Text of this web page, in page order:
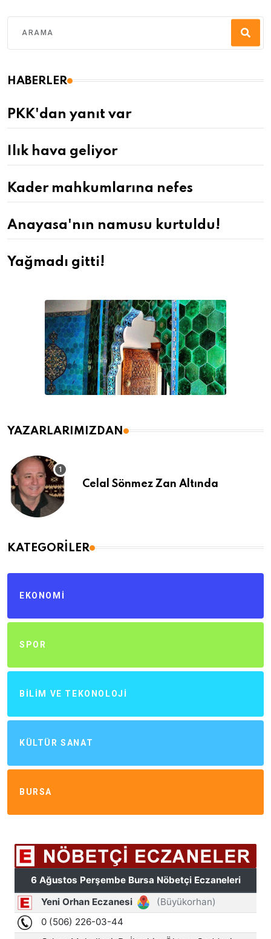
HABERLER
PKK'dan yanıt var
Ilık hava geliyor
Kader mahkumlarına nefes
Anayasa'nın namusu kurtuldu!
Yağmadı gitti!
YAZARLARIMIZDAN
Celal Sönmez Zan Altında
KATEGORILER
EKONOMI
SPOR
BILIM VE TEKONOLOJI
KÜLTÜR SANAT
BURSA